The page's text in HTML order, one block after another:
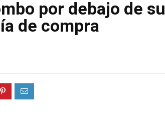
por debajo de su
de compra